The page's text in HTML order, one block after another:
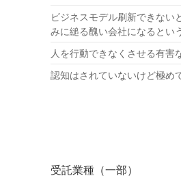
ビジネスモデル刷新できない
みに縋る醜い会社になるとい
人を行動できなくさせる有害
認知はされていないけど極め
受託業種（一部）